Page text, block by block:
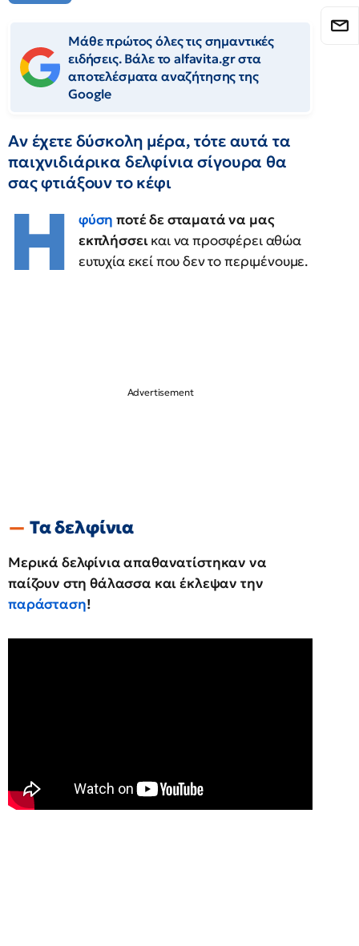
Μάθε πρώτος όλες τις σημαντικές
ειδήσεις. Βάλε το alfavita.gr στα
αποτελέσματα αναζήτησης της
Google
Αν έχετε δύσκολη μέρα, τότε αυτά τα
παιχνιδιάρικα δελφίνια σίγουρα θα
σας φτιάξουν το κέφι
Η φύση ποτέ δε σταματά να μας
εκπλήσσεικαι να προσφέρει αθώα
ευτυχία εκεί που δεν το περιμένουμε.
Τα δελφίνια
Μερικά δελφίνια απαθανατίστηκαν να
παίζουν στη θάλασσα και έκλεψαν την
παράσταση!